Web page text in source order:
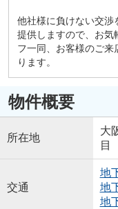
他社様に負けない交渉
提供しますので、お気
フ一同、お客様のご来
ります。
物件概要
所在地
大
目
交通
地
地
地